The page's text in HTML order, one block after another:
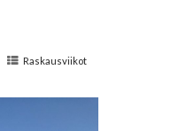
Raskausviikot